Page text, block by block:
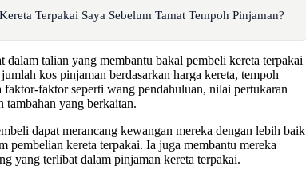
Terpakai Saya Sebelum Tamat Tempoh Pinjaman?
talian yang membantu bakal pembeli kereta terpakai
kos pinjaman berdasarkan harga kereta, tempoh
faktor seperti wang pendahuluan, nilai pertukaran
tambahan yang berkaitan.
dapat merancang kewangan mereka dengan lebih baik
pembelian kereta terpakai. Ia juga membantu mereka
yang terlibat dalam pinjaman kereta terpakai.